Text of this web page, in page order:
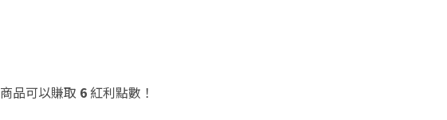
品可以賺取 6紅利點數！
Inch CCS Foam Pad (LC CCS 7.5吋 黑色封體棉 封體, 乳蠟, 棕櫚蠟適用)適用6吋背板